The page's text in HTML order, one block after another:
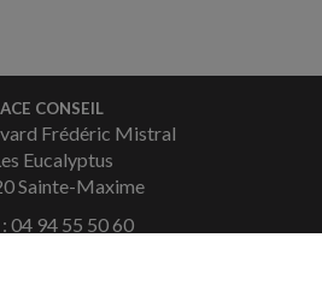
ACE CONSEIL
Frédéric Mistral
Eucalyptus
Sainte-Maxime
: 04 94 55 50 60